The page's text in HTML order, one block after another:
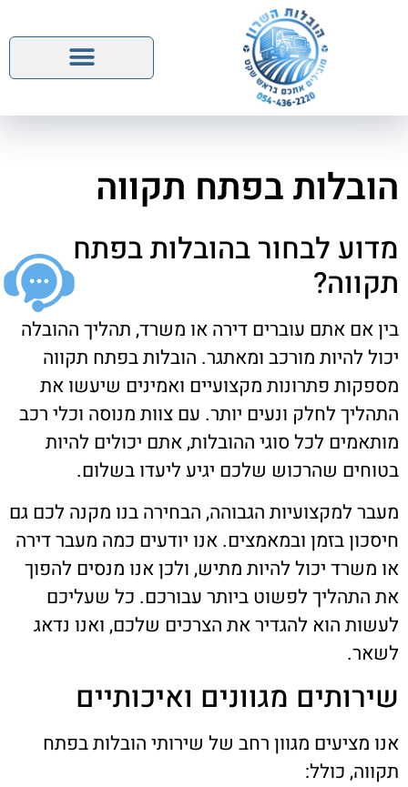
הובלות בפתח תקווה
מדוע לבחור בהובלות בפתח
תקווה?
בין אם אתם עוברים דירה או משרד, תהליך ההובלה
יכול להיות מורכב ומאתגר. הובלות בפתח תקווה
מספקות פתרונות מקצועיים ואמינים שיעשו את
התהליך לחלק ונעים יותר. עם צוות מנוסה וכלי רכב
מותאמים לכל סוגי ההובלות, אתם יכולים להיות
בטוחים שהרכוש שלכם יגיע ליעדו בשלום.
מעבר למקצועיות הגבוהה, הבחירה בנו מקנה לכם גם
חיסכון בזמן ובמאמצים. אנו יודעים כמה מעבר דירה
או משרד יכול להיות מתיש, ולכן אנו מנסים להפוך
את התהליך לפשוט ביותר עבורכם. כל שעליכם
לעשות הוא להגדיר את הצרכים שלכם, ואנו נדאג
לשאר.
שירותים מגוונים ואיכותיים
אנו מציעים מגוון רחב של שירותי הובלות בפתח
תקווה, כולל: